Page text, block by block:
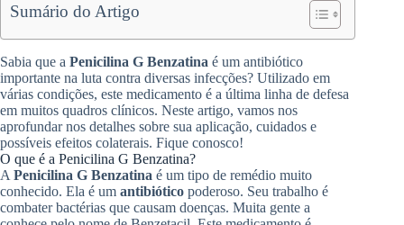
Sumário do Artigo
Sabia que a Penicilina G Benzatina é um antibiótico
importante na luta contra diversas infecções? Utilizado em
várias condições, este medicamento é a última linha de defesa
em muitos quadros clínicos. Neste artigo, vamos nos
aprofundar nos detalhes sobre sua aplicação, cuidados e
possíveis efeitos colaterais. Fique conosco!
O que é a Penicilina G Benzatina?
A Penicilina G Benzatina é um tipo de remédio muito
conhecido. Ela é um antibiótico poderoso. Seu trabalho é
combater bactérias que causam doenças. Muita gente a